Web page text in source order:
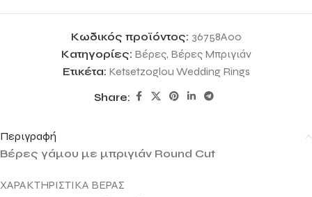
Κωδικός προϊόντος: 36758A00
Κατηγορίες: Βέρες, Βέρες Μπριγιάν
Ετικέτα: Ketsetzoglou Wedding Rings
Share:
Περιγραφή
Βέρες γάμου με μπριγιάν Round Cut
ΧΑΡΑΚΤΗΡΙΣΤΙΚΑ ΒΕΡΑΣ